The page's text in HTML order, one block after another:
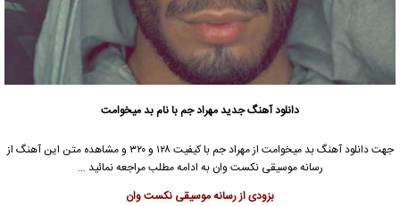
دانلود آهنگ جدیدمهراد جمبا نام بد میخوامت
جهت دانلود آهنگ بد میخوامت ازمهراد جم
با کیفیت ۱۲۸ و ۳۲۰ و مشاهده متن این آهنگ از
رسانه موسیقی نکست وان به ادامه مطلب مراجعه نمائید …
بزودی از رسانه موسیقی نکست وان